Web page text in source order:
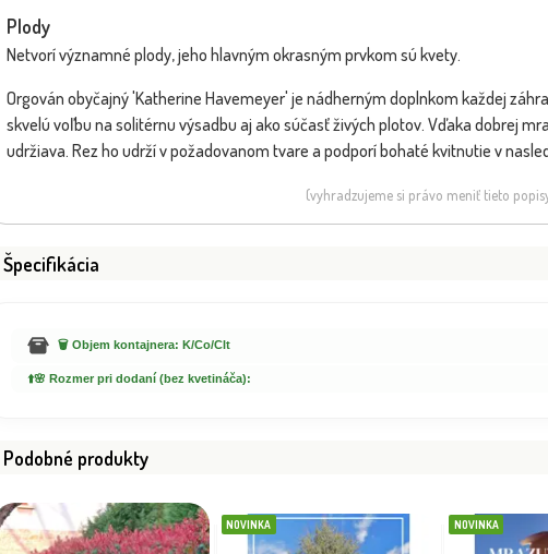
Plody
Netvorí významné plody, jeho hlavným okrasným prvkom sú kvety.
Orgován obyčajný 'Katherine Havemeyer' je nádherným doplnkom každej
skvelú voľbu na solitérnu výsadbu aj ako súčasť živých plotov. Vďaka dobrej
udržiava. Rez ho udrží v požadovanom tvare a podporí bohaté kvitnutie v
(vyhradzujeme si právo meniť tieto
Špecifikácia
🗑️ Objem kontajnera: K/Co/Clt
⬆️🌸 Rozmer pri dodaní (bez kvetináča):
Podobné produkty
NOVINKA NOVINKA